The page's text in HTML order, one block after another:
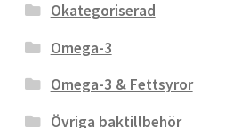
Okategoriserad
Omega-3
Omega-3 & Fettsyror
Övriga baktillbehör